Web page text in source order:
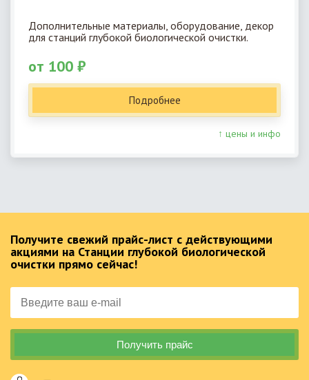
Дополнительные материалы, оборудование, декор
для станций глубокой биологической очистки.
от 100 ₽
Подробнее
↑ цены и инфо
Получите свежий прайс-лист с действующими
акциями на Станции глубокой биологической
очистки прямо сейчас!